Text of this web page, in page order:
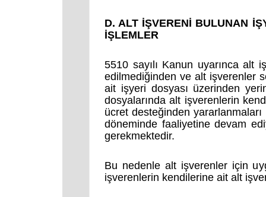
D. ALT İŞVERENİ BULUNAN
İŞLEMLER
5510 sayılı Kanun uyarınca alt
edilmediğinden ve alt işverenler
ait işyeri dosyası üzerinden
dosyalarında alt işverenlerin
ücret desteğinden
döneminde faaliyetine devam
gerekmektedir.
Bu nedenle alt işverenler için
işverenlerin kendilerine ait alt